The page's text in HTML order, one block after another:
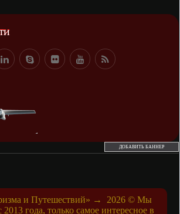
ДОБАВИТЬ БАННЕР
и Путешествий» → 2026© Мы
2013 года, только самое интересное в